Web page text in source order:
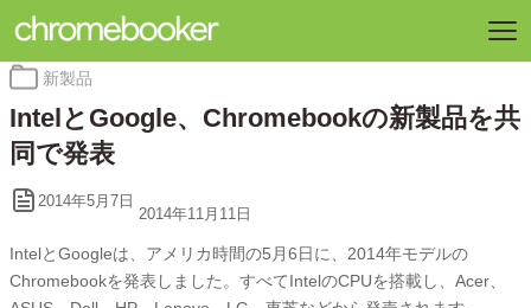
カ
ゴ
リ
ー:
新製品
IntelとGoogle、Chromebookの新製品を共
同で発表
2014年5月7日
2014年11月11日
IntelとGoogleは、アメリカ時間の5月6日に、2014年モデルの
Chromebookを発表しました。すべてIntelのCPUを搭載し、Acer、